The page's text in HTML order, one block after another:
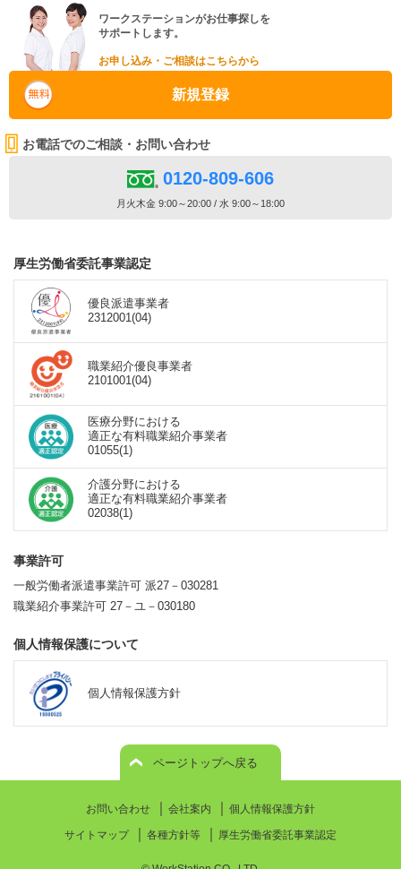
ワークステーションがお仕事探しを
サポートします。
お申し込み・ご相談はこちらから
新規登録
お電話でのご相談・お問い合わせ
0120-809-606
月火木金 9:00～20:00 / 水 9:00～18:00
厚生労働省委託事業認定
優良派遣事業者
2312001(04)
職業紹介優良事業者
2101001(04)
医療分野における
適正な有料職業紹介事業者
01055(1)
介護分野における
適正な有料職業紹介事業者
02038(1)
事業許可
一般労働者派遣事業許可 派27－030281
職業紹介事業許可 27－ユ－030180
個人情報保護について
個人情報保護方針
ページトップへ戻る
お問い合わせ 会社案内 個人情報保護方針
サイトマップ 各種方針等 厚生労働省委託事業認定